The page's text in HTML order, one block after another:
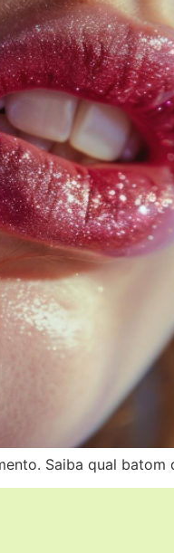
Saiba qual batom